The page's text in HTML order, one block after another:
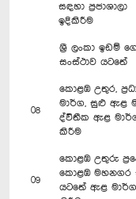
සඳහා ප්‍රජාශාලා
ඉදිකිරීම
ශ්‍රී ලංකා ඉඩම්
සංස්ථාව යටතේ
08
කොළඹ උතුර,
මාර්ග, සුළු ඇළ
ද්විතීක ඇළ
කිරීම
09
කොළඹ උතුරු
කොළඹ මහනගර
යටතේ ඇළ